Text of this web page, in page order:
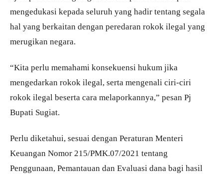
mengedukasi kepada seluruh yang hadir tentang segala
hal yang berkaitan dengan peredaran rokok ilegal yang
merugikan negara.
“Kita perlu memahami konsekuensi hukum jika
mengedarkan rokok ilegal, serta mengenali ciri-ciri
rokok ilegal beserta cara melaporkannya,” pesan Pj
Bupati Sugiat.
Perlu diketahui, sesuai dengan Peraturan Menteri
Keuangan Nomor 215/PMK.07/2021 tentang
Penggunaan, Pemantauan dan Evaluasi dana bagi hasil